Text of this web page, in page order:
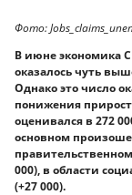
Фото:
В июне экономика
оказалось чуть
Однако это число
понижения
оценивался в 272
основном
000), в области
(+27 000).